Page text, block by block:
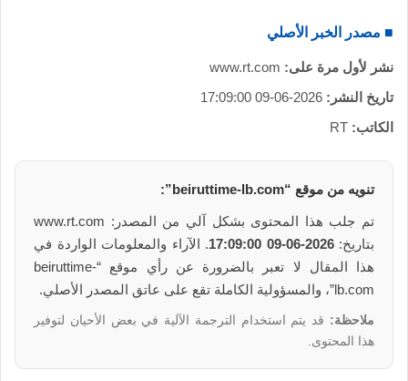
■ مصدر الخبر الأصلي
نشر لأول مرة على: www.rt.com
تاريخ النشر: 2026-06-09 17:09:00
الكاتب: RT
تنويه من موقع “beiruttime-lb.com”:
تم جلب هذا المحتوى بشكل آلي من المصدر: www.rt.com
بتاريخ:2026-06-09 17:09:00
. الآراء والمعلومات الواردة في
هذا المقال لا تعبر بالضرورة عن رأي موقع “beiruttime-
lb.com”، والمسؤولية الكاملة تقع على عاتق المصدر الأصلي.
ملاحظة: قد يتم استخدام الترجمة الآلية في بعض الأحيان لتوفير
هذا المحتوى.